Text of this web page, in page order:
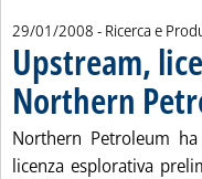
29/01/2008 - Ricerca e
Upstream,
Northern
Northern Petroleum
licenza esplorativa